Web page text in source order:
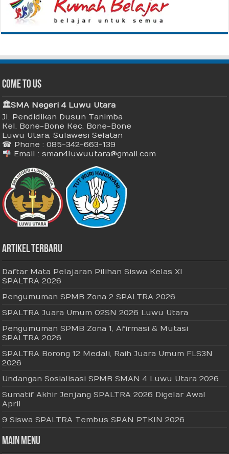
Come To Us
🏛 SMA Negeri 4 Luwu Utara
Jl. Pendidikan Dusun Tanimba
Kel. Bone-Bone Kec. Bone-Bone
Luwu Utara, Sulawesi Selatan
☎ Phone : 085-342-663-139
Email : sman4luwuutara@gmail.com
Artikel Terbaru
Daftar Mata Pelajaran Pilihan Siswa Kelas XI
SPALTRA 2026
Pengumuman SPMB Zona 2 SPALTRA 2026
SPALTRA Juara Umum O2SN 2026 Luwu Utara
Pengumuman SPMB Zona 1, Afirmasi & Mutasi
SPALTRA 2026
SPALTRA Borong 12 Medali, Raih Juara Umum FLS3N
2026
Undangan Sosialisasi SPMB SMAN 4 Luwu Utara 2026
Sumatif Akhir Jenjang SPALTRA 2026 Digelar Awal
April
9 Siswa SPALTRA Tembus SPAN PTKIN 2026
Main Menu